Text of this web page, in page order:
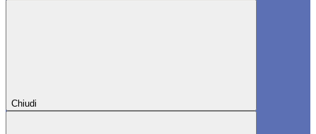
Chiudi